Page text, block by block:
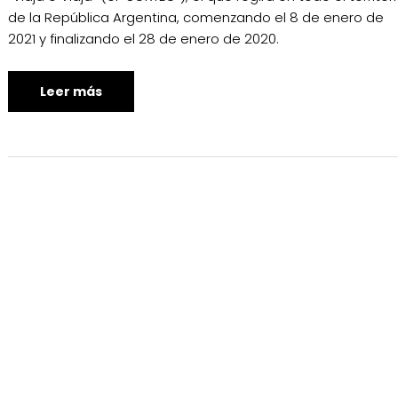
de la República Argentina, comenzando el 8 de enero de
2021 y finalizando el 28 de enero de 2020.
Leer más